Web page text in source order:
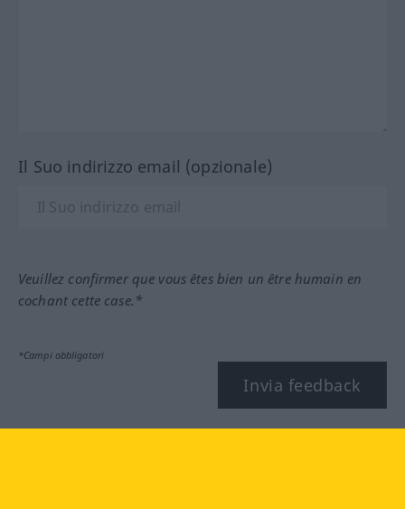
Il Suo indirizzo email (opzionale)
Veuillez confirmer que vous êtes bien un être humain en
cochant cette case.*
*Campi obbligatori
Invia feedback